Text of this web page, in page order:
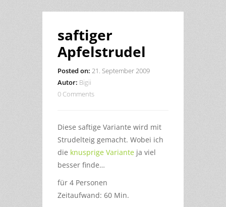
saftiger
Apfelstrudel
Posted on: 21. September 2009
Autor: Bigii
0 Comments
Diese saftige Variante wird mit
Strudelteig gemacht. Wobei ich
die knusprige Variante ja viel
besser finde…
für 4 Personen
Zeitaufwand: 60 Min.